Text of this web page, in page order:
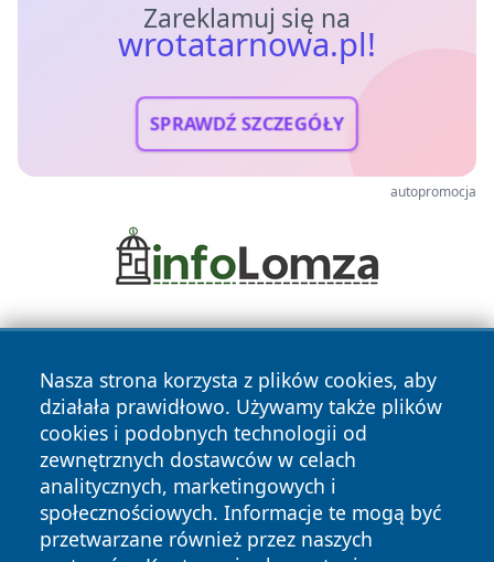
Zareklamuj się na
wrotatarnowa.pl!
SPRAWDŹ SZCZEGÓŁY
autopromocja
Nasza strona korzysta z plików cookies, aby
działała prawidłowo. Używamy także plików
cookies i podobnych technologii od
zewnętrznych dostawców w celach
analitycznych, marketingowych i
społecznościowych. Informacje te mogą być
przetwarzane również przez naszych
Copyright © 2026 wrotatarnowa.pl Wszystkie prawa
zastrzeżone.